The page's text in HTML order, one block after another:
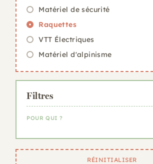
Matériel de sécurité
Raquettes
VTT Électriques
Matériel d'alpinisme
Filtres
POUR QUI ?
Femme
Homme
RÉINITIALISER